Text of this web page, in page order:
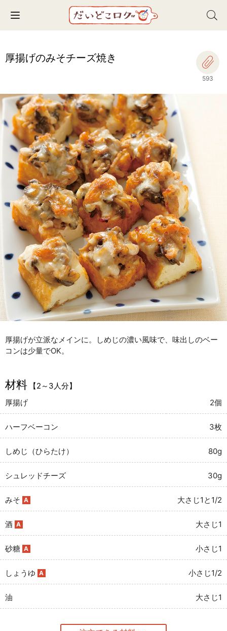
Toggle navigation
厚揚げのみそチーズ焼き
593
厚揚げが立派なメインに。しめじの濃い風味で、味出しのベー
コンは少量でOK。
材料
【2～3人分】
厚揚げ
2個
ハーフベーコン 3枚
しめじ（ひらたけ） 80g
シュレッドチーズ 30g
みそ A 大さじ1と1/2
酒 A 大さじ1
砂糖 A 小さじ1
しょうゆ A 小さじ1/2
油 大さじ1